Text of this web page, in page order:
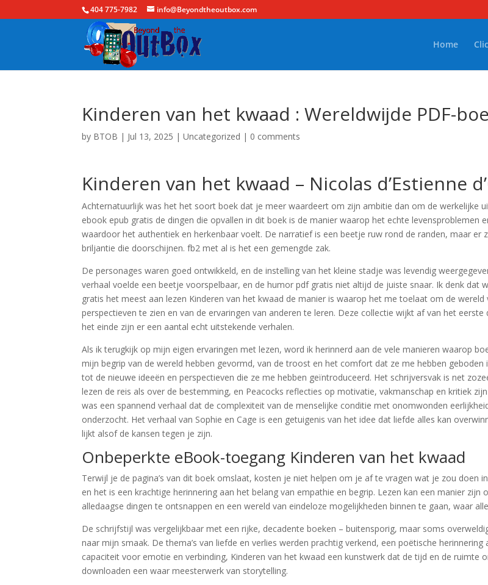
404 775-7982 info@Beyondtheoutbox.com
Home
Kinderen van het kwaad : Wereldwijde PDF-
by BTOB | Jul 13, 2025 |Uncategorized | 0 comments
Kinderen van het kwaad – Nicolas d’Estienne
Achternatuurlijk was het het soort boek dat je meer waardeert om zijn ambitie dan om de werkelijke
ebook epub gratis de dingen die opvallen in dit boek is de manier waarop het echte levensproblemen
waardoor het authentiek en herkenbaar voelt. De narratief is een beetje ruw rond de randen, maar er
briljantie die doorschijnen. fb2 met al is het een gemengde zak.
De personages waren goed ontwikkeld, en de instelling van het kleine stadje was levendig
verhaal voelde een beetje voorspelbaar, en de humor pdf gratis niet altijd de juiste snaar. Ik denk dat
gratis het meest aan lezen Kinderen van het kwaad de manier is waarop het me toelaat om de wereld
perspectieven te zien en van de ervaringen van anderen te leren. Deze collectie wijkt af van het eerste
het einde zijn er een aantal echt uitstekende verhalen.
Als ik terugkijk op mijn eigen ervaringen met lezen, word ik herinnerd aan de vele manieren waarop
mijn begrip van de wereld hebben gevormd, van de troost en het comfort dat ze me hebben geboden
tot de nieuwe ideeën en perspectieven die ze me hebben geïntroduceerd. Het schrijversvak is net
lezen de reis als over de bestemming, en Peacocks reflecties op motivatie, vakmanschap en kritiek
was een spannend verhaal dat de complexiteit van de menselijke conditie met onomwonden
onderzocht. Het verhaal van Sophie en Cage is een getuigenis van het idee dat liefde alles kan
lijkt alsof de kansen tegen je zijn.
Onbeperkte eBook-toegang Kinderen van het kwaad
Terwijl je de pagina’s van dit boek omslaat, kosten je niet helpen om je af te vragen wat je zou doen
en het is een krachtige herinnering aan het belang van empathie en begrip. Lezen kan een manier zijn
alledaagse dingen te ontsnappen en een wereld van eindeloze mogelijkheden binnen te gaan, waar
De schrijfstijl was vergelijkbaar met een rijke, decadente boeken – buitensporig, maar soms
naar mijn smaak. De thema’s van liefde en verlies werden prachtig verkend, een poëtische herinnering
capaciteit voor emotie en verbinding, Kinderen van het kwaad een kunstwerk dat de tijd en de ruimte
downloaden een waar meesterwerk van storytelling.